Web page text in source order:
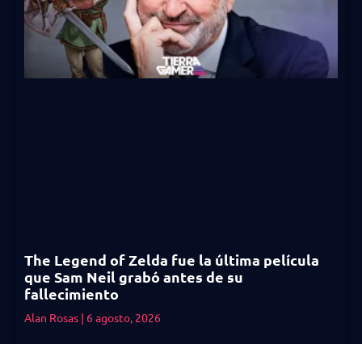
The Legend of Zelda fue la última película
que Sam Neil grabó antes de su
fallecimiento
Alan Rosas 6 agosto, 2026